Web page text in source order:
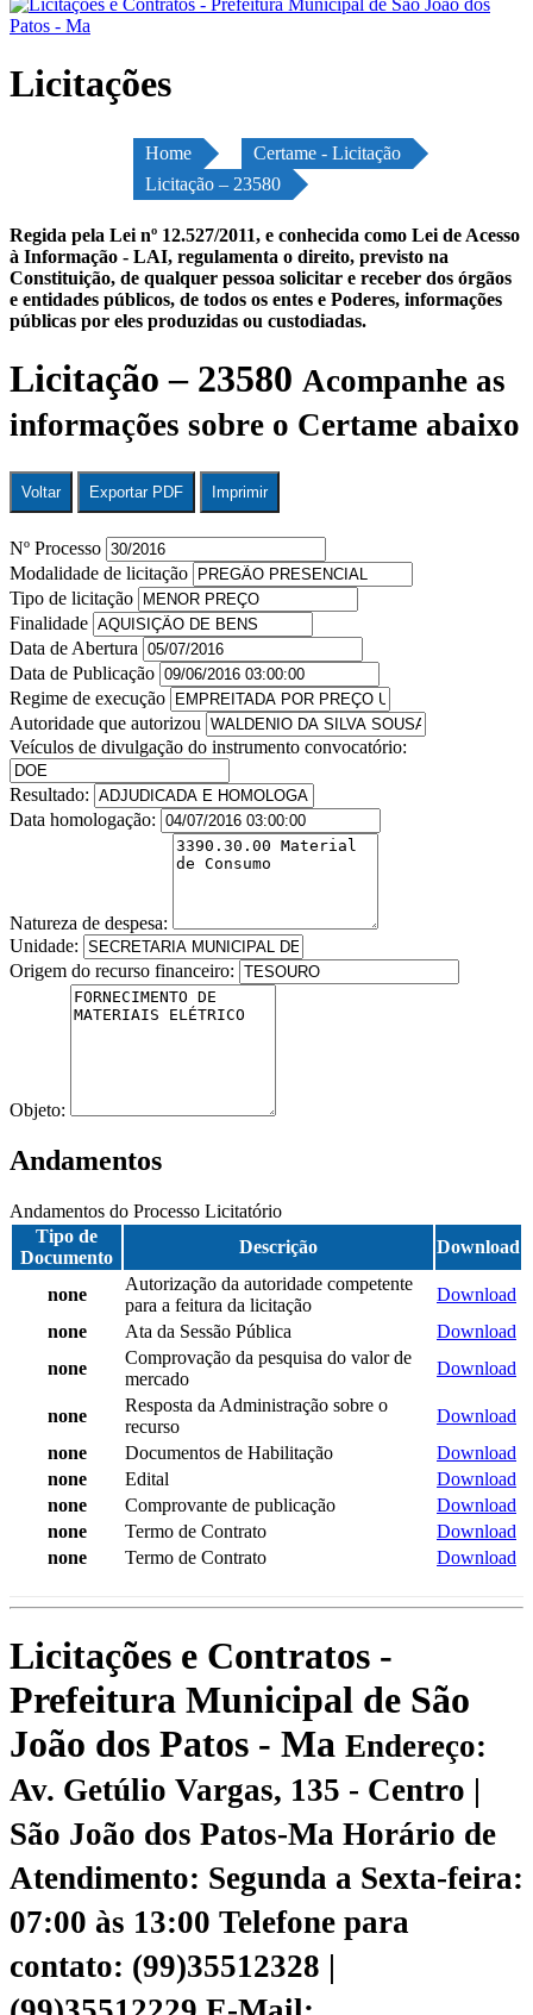
Licitações
Home
Certame - Licitação
Licitação – 23580
Regida pela Lei nº 12.527/2011, e conhecida como Lei de Acesso
à Informação - LAI, regulamenta o direito, previsto na
Constituição, de qualquer pessoa solicitar e receber dos órgãos
e entidades públicos, de todos os entes e Poderes, informações
públicas por eles produzidas ou custodiadas.
Licitação – 23580 Acompanhe as
informações sobre o Certame abaixo
Voltar Exportar PDF Imprimir
Nº Processo
Modalidade de licitação
Tipo de licitação
Finalidade
Data de Abertura
Data de Publicação
Regime de execução
Autoridade que autorizou
Veículos de divulgação do instrumento convocatório:
Resultado:
Data homologação:
Natureza de despesa:
Unidade:
Origem do recurso financeiro:
Objeto:
Andamentos
Andamentos do Processo Licitatório
Tipo de
Documento
Descrição Download
none
Autorização da autoridade competente
para a feitura da licitação
Download
none
Ata da Sessão Pública
Download
none
Comprovação da pesquisa do valor de
mercado
Download
none
Resposta da Administração sobre o
recurso
Download
none
Documentos de Habilitação
Download
none
Edital
Download
none
Comprovante de publicação
Download
none
Termo de Contrato
Download
none
Termo de Contrato Download
Licitações e Contratos -
Prefeitura Municipal de São
João dos Patos - Ma Endereço:
Av. Getúlio Vargas, 135 - Centro |
São João dos Patos-Ma Horário de
Atendimento: Segunda a Sexta-feira:
07:00 às 13:00 Telefone para
contato: (99)35512328 |